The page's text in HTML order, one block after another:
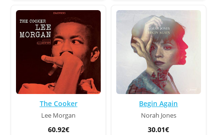
The Cooker
Lee Morgan
60.92€
Begin Again
Norah Jones
30.01€